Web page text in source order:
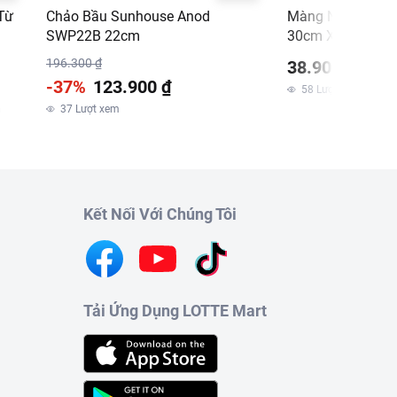
Chảo Bầu Sunhouse Anod
SWP22B 22cm
196.300 ₫
-37% 123.900 ₫
37 Lượt xem
Màng Nhôm
30cm X 10M
38.900 ₫
58 Lượt xem
Kết Nối Với Chúng Tôi
Tải Ứng Dụng LOTTE Mart